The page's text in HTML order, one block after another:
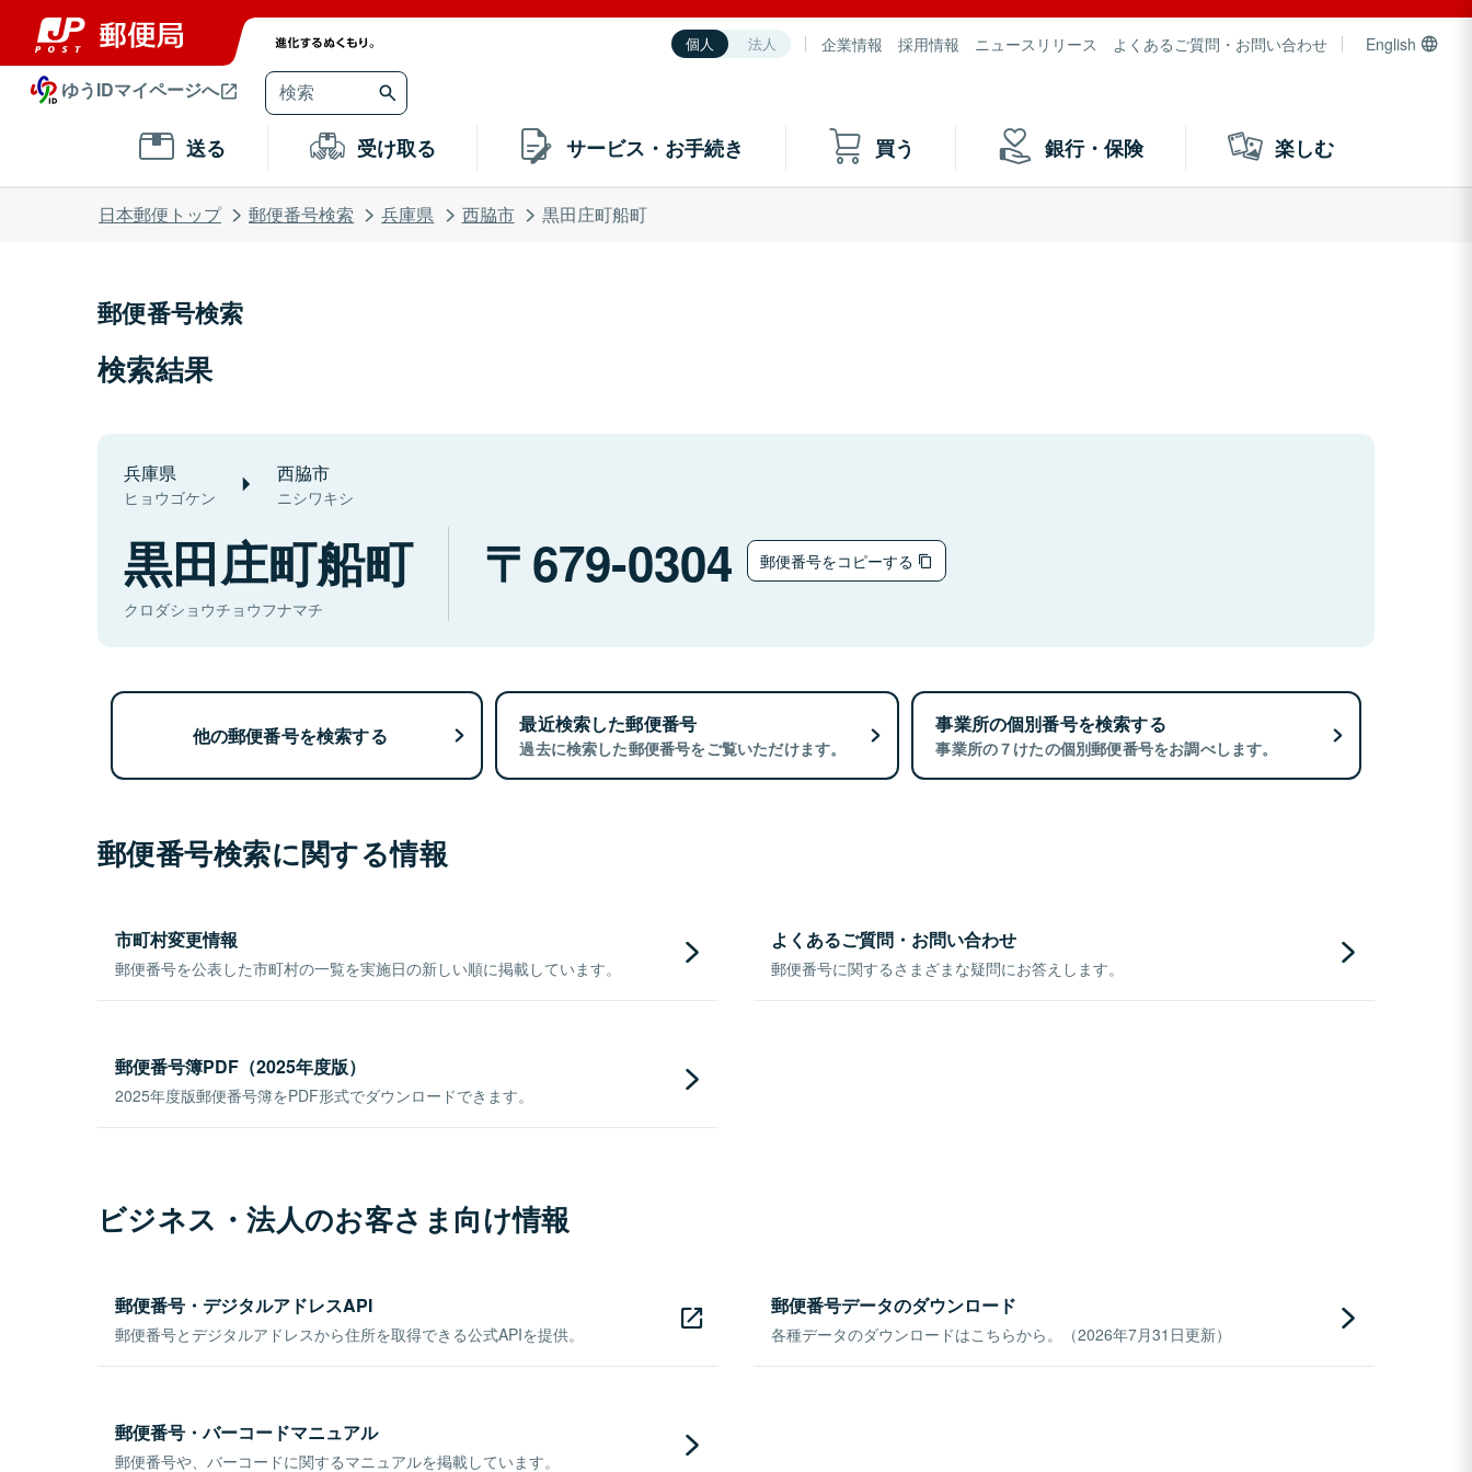
個人 法人 企業情報 採用情報 ニュースリリース よくあるご質問・お問い合わせ English
ゆうIDマイページへ
送る 受け取る サービス・お手続き 買う 銀行・保険 楽しむ
日本郵便トップ 郵便番号検索 兵庫県 西脇市 黒田庄町船町
郵便番号検索
検索結果
兵庫県
ヒョウゴケン
西脇市
ニシワキシ
黒田庄町船町
クロダショウチョウフナマチ
679-0304 郵便番号をコピーする
他の郵便番号を検索する 最近検索した郵便番号
過去に検索した郵便番号をご覧いただけます。
事業所の個別番号を検索する
事業所の７けたの個別郵便番号をお調べします。
郵便番号検索に関する情報
市町村変更情報
郵便番号を公表した市町村の一覧を実施日の新しい順に掲載しています。
よくあるご質問・お問い合わせ
郵便番号に関するさまざまな疑問にお答えします。
郵便番号簿PDF（2025年度版）
2025年度版郵便番号簿をPDF形式でダウンロードできます。
ビジネス・法人のお客さま向け情報
郵便番号・デジタルアドレスAPI
郵便番号とデジタルアドレスから住所を取得できる公式APIを提供。
郵便番号データのダウンロード
各種データのダウンロードはこちらから。（2026年7月31日更新）
郵便番号・バーコードマニュアル
郵便番号や、バーコードに関するマニュアルを掲載しています。